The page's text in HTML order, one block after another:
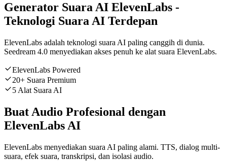
Generator Suara AI ElevenLabs -
Teknologi Suara AI Terdepan
ElevenLabs adalah teknologi suara AI paling canggih di dunia.
Seedream 4.0 menyediakan akses penuh ke alat suara ElevenLabs.
ElevenLabs Powered
20+ Suara Premium
5 Alat Suara AI
Buat Audio Profesional dengan
ElevenLabs AI
ElevenLabs menyediakan suara AI paling alami. TTS, dialog multi-
suara, efek suara, transkripsi, dan isolasi audio.